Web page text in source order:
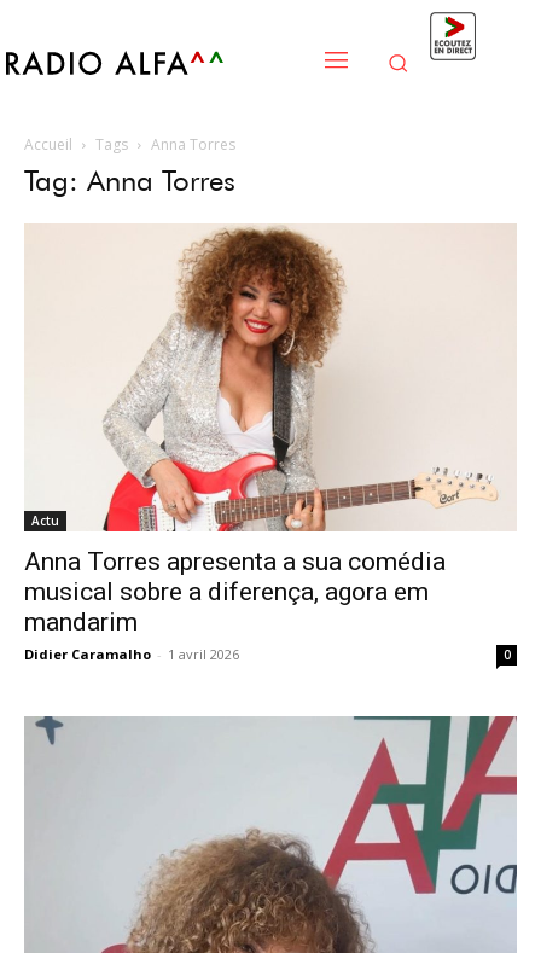
Accueil Tags Anna Torres
Tag: Anna Torres
Actu
Anna Torres apresenta a sua comédia
musical sobre a diferença, agora em
mandarim
Didier Caramalho - 1 avril 2026 0